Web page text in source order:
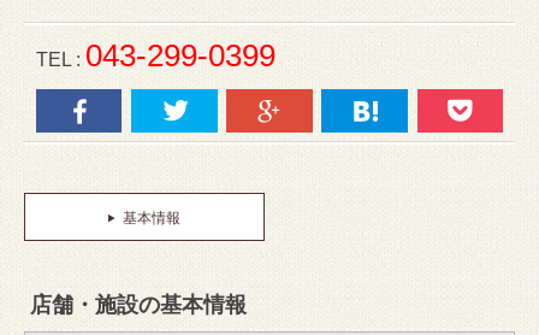
TEL : 043-299-0399
基本情報
店舗・施設の基本情報